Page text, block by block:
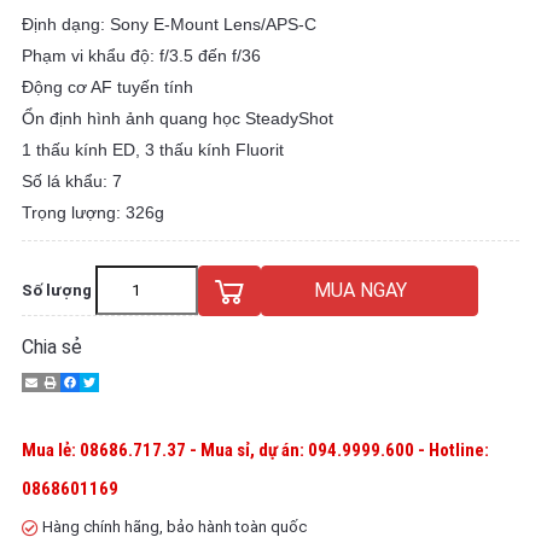
Định dạng: Sony E-Mount Lens/APS-C
Phạm vi khẩu độ: f/3.5 đến f/36
Động cơ AF tuyến tính
Ổn định hình ảnh quang học SteadyShot
1 thấu kính ED, 3 thấu kính Fluorit
Số lá khẩu: 7
Trọng lượng: 326g
Số lượng MUA NGAY
Chia sẻ
Mua lẻ: 08686.717.37 - Mua sỉ, dự án: 094.9999.600 - Hotline:
0868601169
Hàng chính hãng, bảo hành toàn quốc